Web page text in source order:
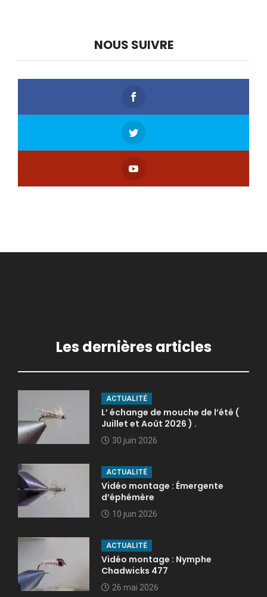
NOUS SUIVRE
Les dernières articles
ACTUALITÉ
L’ échange de mouche de l’été (
Juillet et Août 2026 ) .
30 juin 2026
ACTUALITÉ
Vidéo montage : Émergente
d’éphémère
10 juin 2026
ACTUALITÉ
Vidéo montage : Nymphe
Chadwicks 477
26 mai 2026